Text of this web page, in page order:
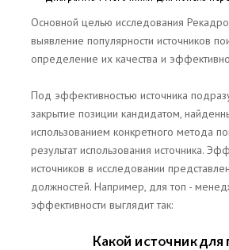
Основной целью исследования
выявление популярности источников
определение их качества и
Под эффективностью источника
закрытие позиции кандидатом,
использованием конкретного метода
результат использования источника.
источников в исследовании
должностей. Например, для топ -
эффективности выглядит так: